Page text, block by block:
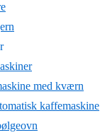
med kværn
kaffemaskine